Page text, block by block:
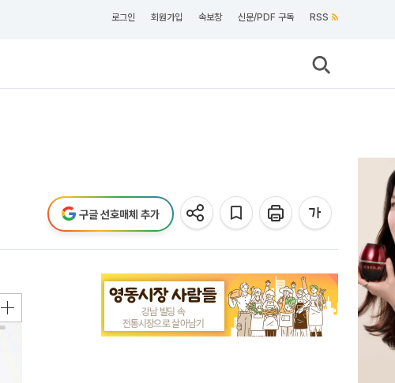
로그인 회원가입 속보창 신문/PDF 구독 RSS
구글 선호매체 추가